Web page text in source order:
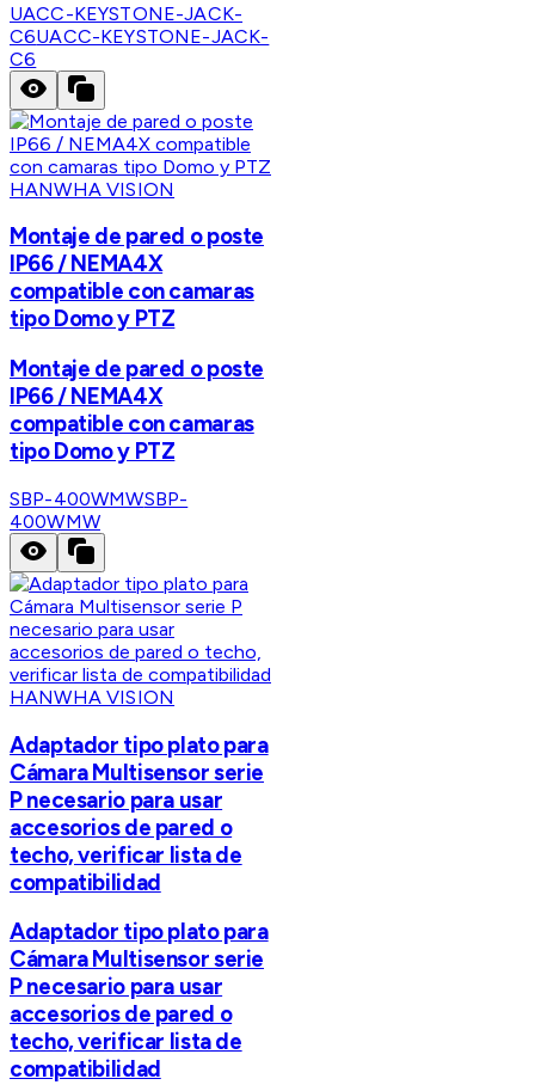
UACC-KEYSTONE-JACK-
C6UACC-KEYSTONE-JACK-
C6
HANWHA VISION
Montaje de pared o poste
IP66 / NEMA4X
compatible con camaras
tipo Domo y PTZ
Montaje de pared o poste
IP66 / NEMA4X
compatible con camaras
tipo Domo y PTZ
SBP-400WMWSBP-
400WMW
HANWHA VISION
Adaptador tipo plato para
Cámara Multisensor serie
P necesario para usar
accesorios de pared o
techo, verificar lista de
compatibilidad
Adaptador tipo plato para
Cámara Multisensor serie
P necesario para usar
accesorios de pared o
techo, verificar lista de
compatibilidad